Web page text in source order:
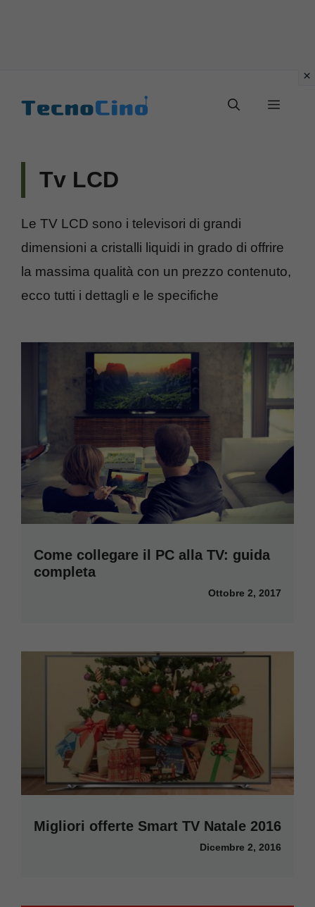
Menu
Tv LCD
Le TV LCD sono i televisori di grandi
dimensioni a cristalli liquidi in grado di offrire
la massima qualità con un prezzo contenuto,
ecco tutti i dettagli e le specifiche
Come collegare il PC alla TV: guida
completa
Ottobre 2, 2017
Migliori offerte Smart TV Natale 2016
Dicembre 2, 2016